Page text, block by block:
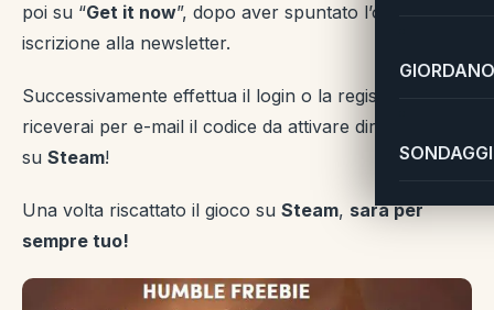
poi su “Get it now”, dopo aver spuntato l’opzione di
iscrizione alla newsletter.
Successivamente effettua il login o la registrazione e
riceverai per e-mail il codice da attivare direttamente
su Steam!
Una volta riscattato il gioco su Steam, sarà per
sempre tuo!